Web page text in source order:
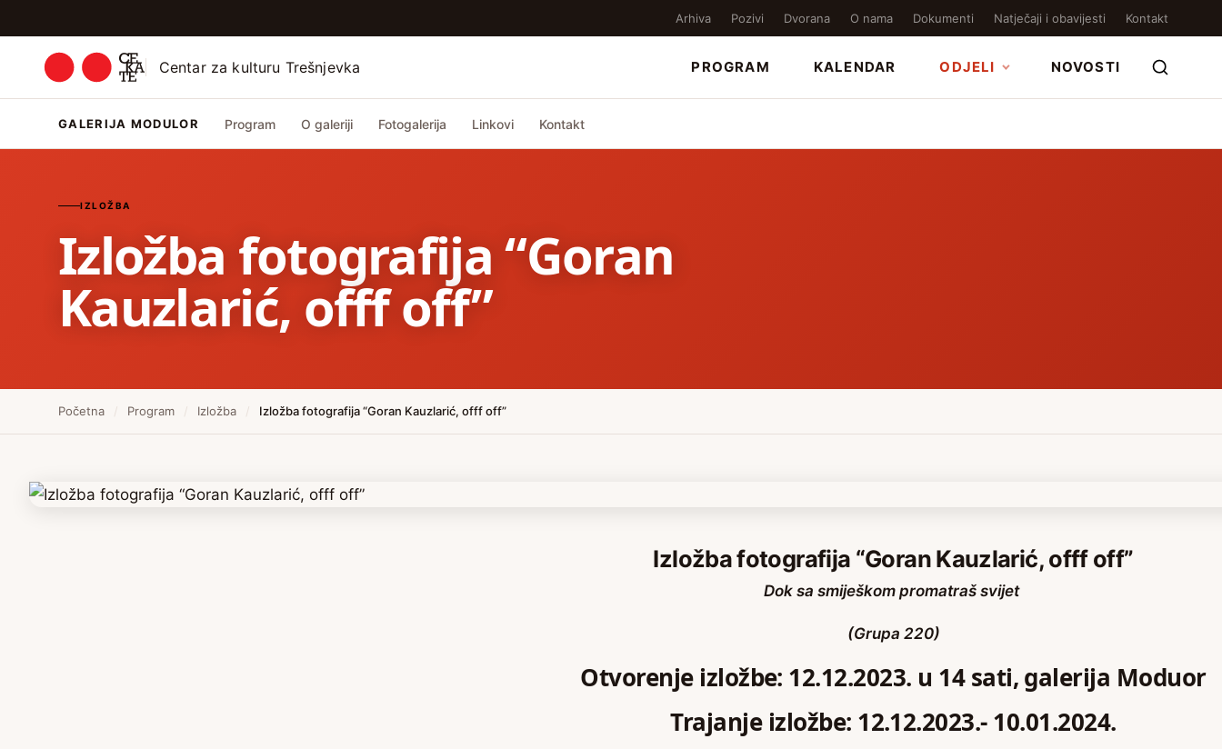
Arhiva Pozivi Dvorana O nama Dokumenti Natječaji i obavijesti Kontakt
Centar za kulturu Trešnjevka PROGRAM KALENDAR ODJELI NOVOSTI
GALERIJA MODULOR Program O galeriji Fotogalerija Linkovi Kontakt
IZLOŽBA
Izložba fotografija “Goran
Kauzlarić, offf off”
Početna / Program / Izložba / Izložba fotografija “Goran Kauzlarić, offf off”
Izložba fotografija “Goran Kauzlarić, offf off”
Dok sa smiješkom promatraš svijet
(Grupa 220)
Otvorenje izložbe: 12.12.2023. u 14 sati, galerija Moduor
Trajanje izložbe: 12.12.2023.- 10.01.2024.